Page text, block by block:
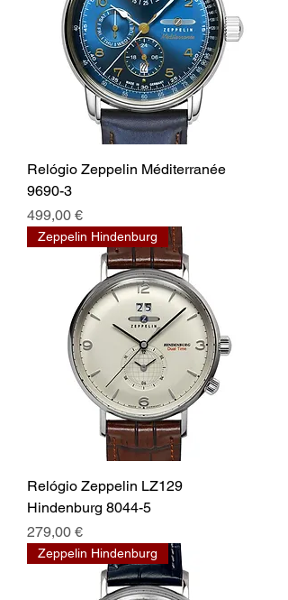
Relógio Zeppelin Méditerranée
9690-3
Preço
499,00 €
Zeppelin Hindenburg
Relógio Zeppelin LZ129
Hindenburg 8044-5
Preço
279,00 €
Zeppelin Hindenburg